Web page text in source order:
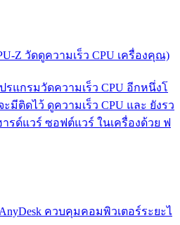
Z วัดดูความเร็ว CPU เครื่องคุณ)
รแกรมวัดความเร็ว CPU อีกหนึ่งโ
ติดไว้ ดูความเร็ว CPU และ ยังรว
รด์แวร์ ซอฟต์แวร์ ในเครื่องด้วย ฟ
ควบคุมคอมพิวเตอร์ระยะไ